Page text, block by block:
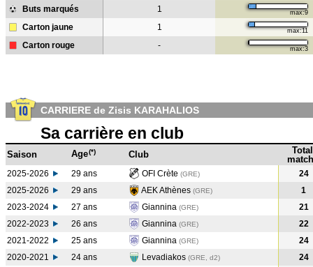
Buts marqués 1 max:9
Carton jaune 1 max:11
Carton rouge - max:3
CARRIERE de Zisis KARAHALIOS
Sa carrière en club
Saison Age(*) Club
Total
2025-2026 29 ans OFI Crète (GRE)
24
2025-2026
29 ans AEK Athènes (GRE)
1
2023-2024
27 ans Giannina (GRE)
21
2022-2023
26 ans Giannina (GRE)
22
2021-2022
25 ans Giannina (GRE)
24
2020-2021
24 ans Levadiakos (GRE, d2) 24